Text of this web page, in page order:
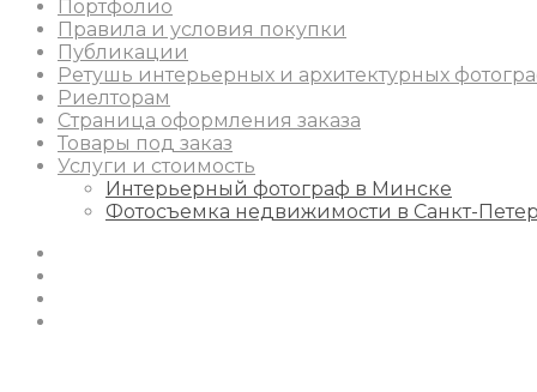
Портфолио
Правила и условия покупки
Публикации
Ретушь интерьерных и архитектурных
Риелторам
Страница оформления заказа
Товары под заказ
Услуги и стоимость
Интерьерный фотограф в Минске
Фотосъемка недвижимости в Санкт-